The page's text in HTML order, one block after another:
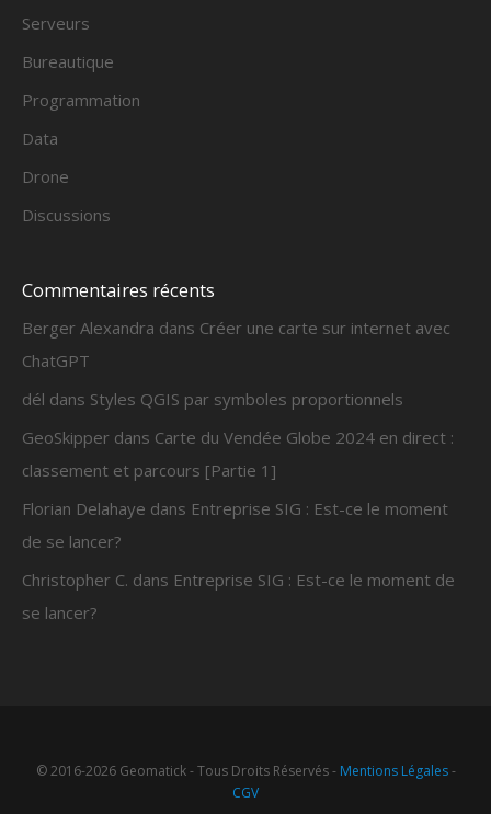
Serveurs
Bureautique
Programmation
Data
Drone
Discussions
Commentaires récents
Berger Alexandra dans Créer une carte sur internet avec
ChatGPT
dél dans Styles QGIS par symboles proportionnels
GeoSkipper dans Carte du Vendée Globe 2024 en direct :
classement et parcours [Partie 1]
Florian Delahaye dans Entreprise SIG : Est-ce le moment
de se lancer?
Christopher C. dans Entreprise SIG : Est-ce le moment de
se lancer?
© 2016-2026 Geomatick - Tous Droits Réservés - Mentions Légales-
CGV